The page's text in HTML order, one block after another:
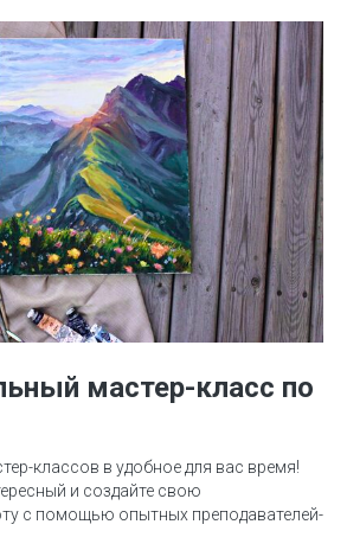
мастер-класс по
классов в удобное для вас время!
и создайте свою
с помощью опытных преподавателей-